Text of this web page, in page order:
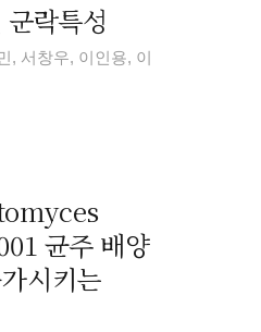
락특성
, 서창우, 이인용, 이
균주 배양
시키는